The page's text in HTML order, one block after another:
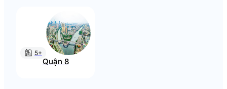
5+
Quận 8